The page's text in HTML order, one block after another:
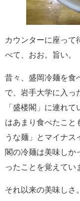
カウンターに座って
べて、おお。旨い。
昔々、盛岡冷麺を食
で、岩手大学に入っ
「盛楼閣」に連れ
はあまり食べたこと
うな麺」とマイナス
閣の冷麺は美味しか
ったことを覚えてい
それ以来の美味しさ。